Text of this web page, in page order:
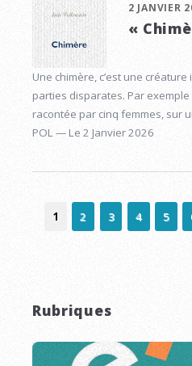
2 JANVIER
«
Une chimère, c’est une
parties disparates. Par
racontée par cinq femmes, sur
POL — Le 2 Janvier 2026
1 2 3 4 5
Rubriques